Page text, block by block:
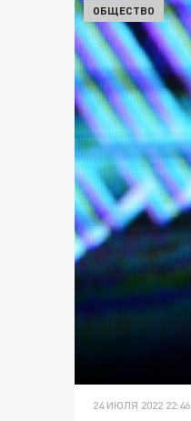
ОБЩЕСТВО
24 ИЮЛЯ 2022 22:46